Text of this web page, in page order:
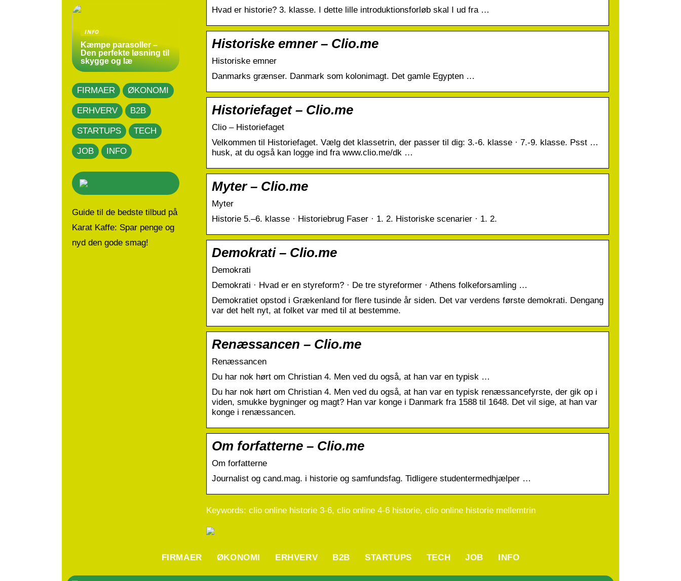
Hvad er historie? 3. klasse. I dette lille introduktionsforløb skal I ud fra …
Historiske emner – Clio.me
Historiske emner
Danmarks grænser. Danmark som kolonimagt. Det gamle Egypten …
Historiefaget – Clio.me
Clio – Historiefaget
Velkommen til Historiefaget. Vælg det klassetrin, der passer til dig: 3.-6. klasse · 7.-9. klasse. Psst …
husk, at du også kan logge ind fra www.clio.me/dk …
Myter – Clio.me
Myter
Historie 5.–6. klasse · Historiebrug Faser · 1. 2. Historiske scenarier · 1. 2.
Demokrati – Clio.me
Demokrati
Demokrati · Hvad er en styreform? · De tre styreformer · Athens folkeforsamling …
Demokratiet opstod i Grækenland for flere tusinde år siden. Det var verdens første demokrati. Dengang
var det helt nyt, at folket var med til at bestemme.
Renæssancen – Clio.me
Renæssancen
Du har nok hørt om Christian 4. Men ved du også, at han var en typisk …
Du har nok hørt om Christian 4. Men ved du også, at han var en typisk renæssancefyrste, der gik op i
viden, smukke bygninger og magt? Han var konge i Danmark fra 1588 til 1648. Det vil sige, at han var
konge i renæssancen.
Om forfatterne – Clio.me
Om forfatterne
Journalist og cand.mag. i historie og samfundsfag. Tidligere studentermedhjælper …
Keywords: clio online historie 3-6, clio online 4-6 historie, clio online historie mellemtrin
INFO
Kæmpe parasoller –
Den perfekte løsning til
skygge og læ
FIRMAER ØKONOMI
ERHVERV B2B
STARTUPS TECH
JOB INFO
Guide til de bedste tilbud på
Karat Kaffe: Spar penge og
nyd den gode smag!
FIRMAER ØKONOMI ERHVERV B2B STARTUPS TECH JOB INFO
Hvad er PLC? En